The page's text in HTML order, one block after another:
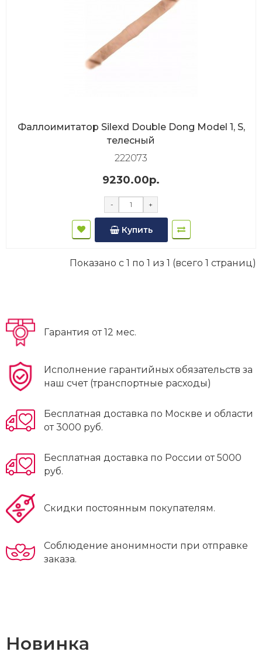
Фаллоимитатор Silexd Double Dong Model 1, S,
телесный
222073
9230.00р.
- +
Купить
Показано с 1 по 1 из 1 (всего 1 страниц)
Гарантия от 12 мес.
Исполнение гарантийных обязательств за
наш счет (транспортные расходы)
Бесплатная доставка по Москве и области
от 3000 руб.
Бесплатная доставка по России от 5000
руб.
Скидки постоянным покупателям.
Соблюдение анонимности при отправке
заказа.
Новинка